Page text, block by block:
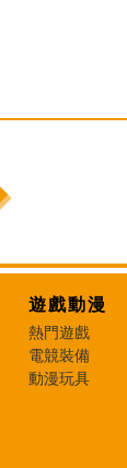
遊戲動漫
熱門遊戲
電競裝備
動漫玩具